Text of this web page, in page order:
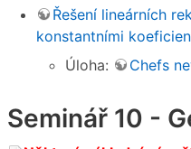
Řešení lineárních
konstantními
Úloha:
Chefs
Seminář 10 -